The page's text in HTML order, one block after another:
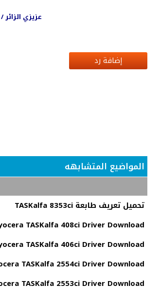
عزيزي
إضافة رد
المواضيع المتشابهه
تحميل تعريف طابعة TASKalfa 8353ci
TASKalfa 408ci Driver Download
TASKalfa 406ci Driver Download
TASKalfa 2554ci Driver Download
TASKalfa 2553ci Driver Download